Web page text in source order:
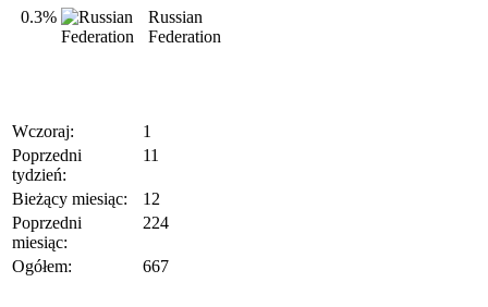
0.3%
Russian
Federation
Wczoraj:
1
Poprzedni
tydzień:
11
Bieżący miesiąc:
12
Poprzedni
miesiąc:
224
Ogółem: 667